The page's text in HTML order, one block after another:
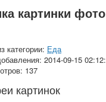
картинки фото
категории: Еда
2014-09-15
137
картинок